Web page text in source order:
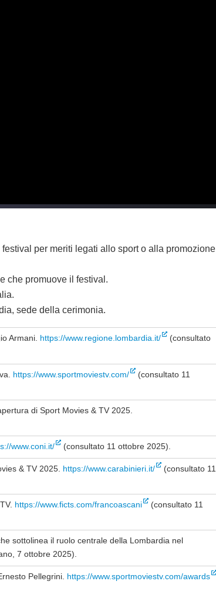
per meriti legati allo sport o alla promozione
che promuove il festival.
sede della cerimonia.
Armani. https://www.regione.lombardia.it/
(consultato
https://www.sportmoviestv.com/
(consultato 11
di Sport Movies & TV 2025.
www.coni.it/ (consultato 11 ottobre 2025).
& TV 2025. https://www.carabinieri.it/
(consultato 11
https://www.ficts.com/francoascani
(consultato 11
sottolinea il ruolo centrale della Lombardia nel
7 ottobre 2025).
Pellegrini. https://www.sportmoviestv.com/awards